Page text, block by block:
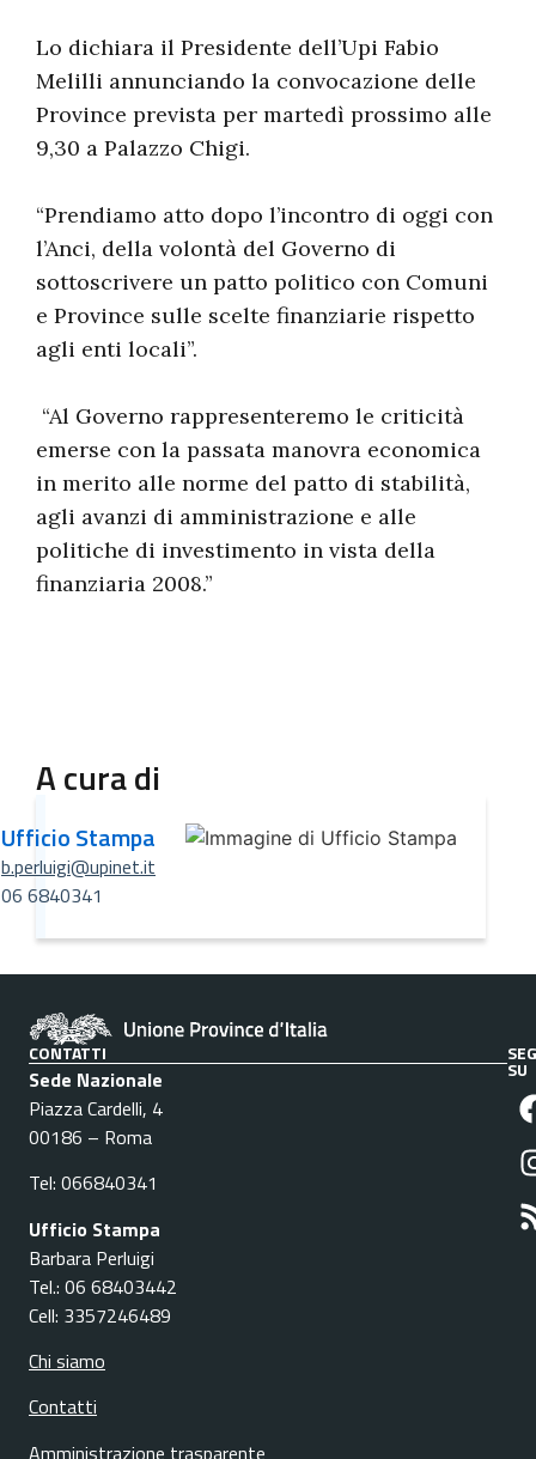
Lo dichiara il Presidente dell’Upi Fabio
Melilli annunciando la convocazione delle
Province prevista per martedì prossimo alle
9,30 a Palazzo Chigi.
“Prendiamo atto dopo l’incontro di oggi con
l’Anci, della volontà del Governo di
sottoscrivere un patto politico con Comuni
e Province sulle scelte finanziarie rispetto
agli enti locali”.
“Al Governo rappresenteremo le criticità
emerse con la passata manovra economica
in merito alle norme del patto di stabilità,
agli avanzi di amministrazione e alle
politiche di investimento in vista della
finanziaria 2008.”
A cura di
Ufficio Stampa
b.perluigi@upinet.it
06 6840341
CONTATTI
Sede Nazionale
Piazza Cardelli, 4
00186 – Roma
Tel: 066840341
Ufficio Stampa
Barbara Perluigi
Tel.: 06 68403442
Cell: 3357246489
Chi siamo
Contatti
Amministrazione trasparente
SU